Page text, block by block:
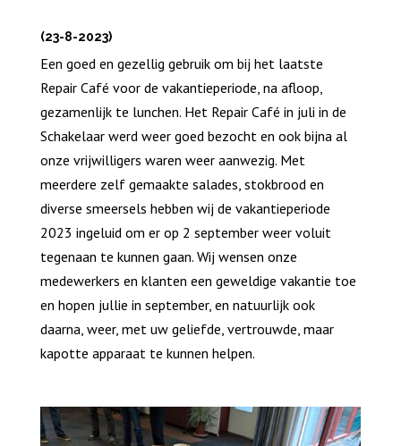
(23-8-2023)
Een goed en gezellig gebruik om bij het laatste
Repair Café voor de vakantieperiode, na afloop,
gezamenlijk te lunchen. Het Repair Café in juli in de
Schakelaar werd weer goed bezocht en ook bijna al
onze vrijwilligers waren weer aanwezig. Met
meerdere zelf gemaakte salades, stokbrood en
diverse smeersels hebben wij de vakantieperiode
2023 ingeluid om er op 2 september weer voluit
tegenaan te kunnen gaan. Wij wensen onze
medewerkers en klanten een geweldige vakantie toe
en hopen jullie in september, en natuurlijk ook
daarna, weer, met uw geliefde, vertrouwde, maar
kapotte apparaat te kunnen helpen.